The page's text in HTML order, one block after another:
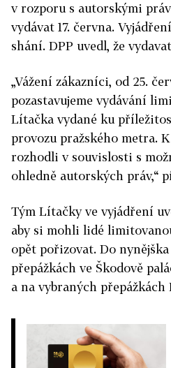
v rozporu s autorskými
vydávat 17. června.
shání. DPP uvedl, že
„Vážení zákazníci, od 25.
pozastavujeme vydávání
Lítačka vydané ku
provozu pražského metra.
rozhodli v souvislosti s
ohledně autorských práv,“
Tým Lítačky ve vyjádření
aby si mohli lidé
opět pořizovat. Do
přepážkách ve Škodově
a na vybraných přepážkách